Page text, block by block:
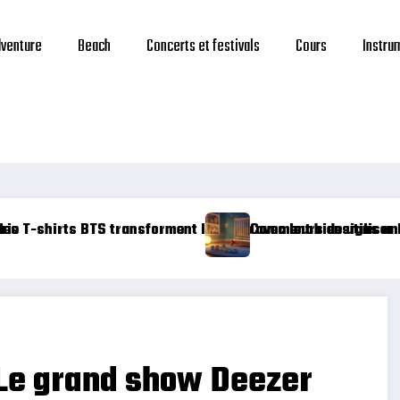
Beach Concerts et festivals Cours
designs uniques
bien utiliser Mes premieres comptines avec bebe – Livre
Guide
grand show Deezer